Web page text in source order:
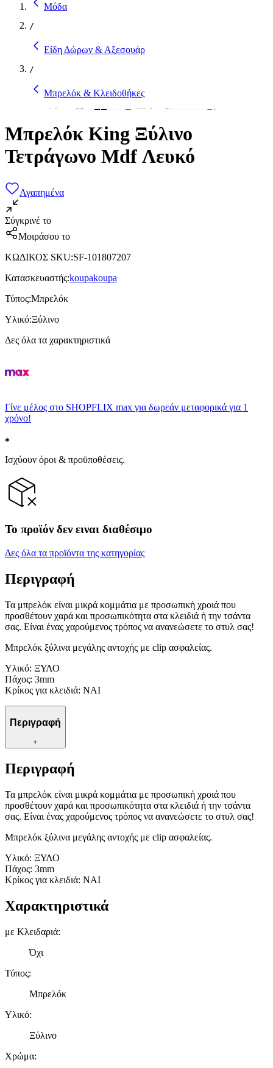
Μόδα
/
Είδη Δώρων & Αξεσουάρ
/
Μπρελόκ & Κλειδοθήκες
Μπρελόκ King Ξύλινο
Τετράγωνο Mdf Λευκό
Αγαπημένα
Σύγκρινέ το
Μοιράσου το
ΚΩΔΙΚΟΣ SKU:SF-101807207
Κατασκευαστής:koupakoupa
Τύπος:Μπρελόκ
Υλικό:Ξύλινο
Δες όλα τα χαρακτηριστικά
Γίνε μέλος στο SHOPFLIX max για δωρεάν μεταφορικά για 1
χρόνο!
Ισχύουν όροι & προϋποθέσεις.
Το προϊόν δεν ειναι διαθέσιμο
Δες όλα τα προϊόντα της κατηγορίας
Περιγραφή
Τα μπρελόκ είναι μικρά κομμάτια με προσωπική χροιά που
προσθέτουν χαρά και προσωπικότητα στα κλειδιά ή την τσάντα
σας. Είναι ένας χαρούμενος τρόπος να ανανεώσετε το στυλ σας!
Μπρελόκ ξύλινα μεγάλης αντοχής με clip ασφαλείας.
Υλικό: ΞΥΛΟ
Πάχος: 3mm
Κρίκος για κλειδιά: ΝΑΙ
Περιγραφή
+
Περιγραφή
Τα μπρελόκ είναι μικρά κομμάτια με προσωπική χροιά που
προσθέτουν χαρά και προσωπικότητα στα κλειδιά ή την τσάντα
σας. Είναι ένας χαρούμενος τρόπος να ανανεώσετε το στυλ σας!
Μπρελόκ ξύλινα μεγάλης αντοχής με clip ασφαλείας.
Υλικό: ΞΥΛΟ
Πάχος: 3mm
Κρίκος για κλειδιά: ΝΑΙ
Χαρακτηριστικά
με Κλειδαριά:
Όχι
Τύπος:
Μπρελόκ
Υλικό:
Ξύλινο
Χρώμα: